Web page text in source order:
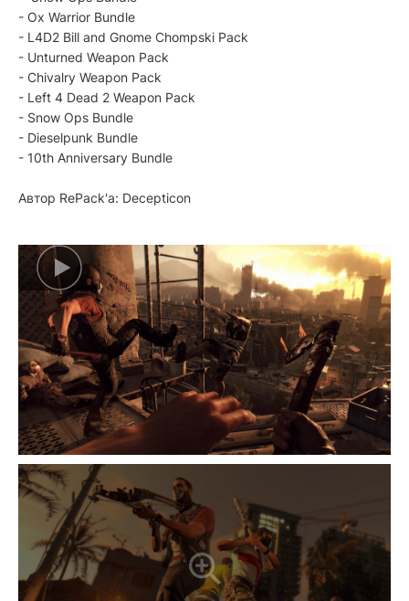
- Ox Warrior Bundle
- L4D2 Bill and Gnome Chompski Pack
- Unturned Weapon Pack
- Chivalry Weapon Pack
- Left 4 Dead 2 Weapon Pack
- Snow Ops Bundle
- Dieselpunk Bundle
- 10th Anniversary Bundle
Автор RePack'a: Decepticon